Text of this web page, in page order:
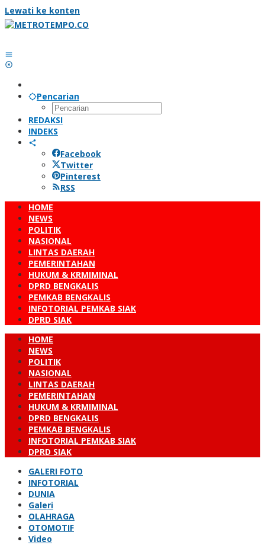
Lewati ke konten
Pencarian
REDAKSI
INDEKS
Facebook
Twitter
Pinterest
RSS
HOME
NEWS
POLITIK
NASIONAL
LINTAS DAERAH
PEMERINTAHAN
HUKUM & KRMIMINAL
DPRD BENGKALIS
PEMKAB BENGKALIS
INFOTORIAL PEMKAB SIAK
DPRD SIAK
HOME
NEWS
POLITIK
NASIONAL
LINTAS DAERAH
PEMERINTAHAN
HUKUM & KRMIMINAL
DPRD BENGKALIS
PEMKAB BENGKALIS
INFOTORIAL PEMKAB SIAK
DPRD SIAK
GALERI FOTO
INFOTORIAL
DUNIA
Galeri
OLAHRAGA
OTOMOTIF
Video